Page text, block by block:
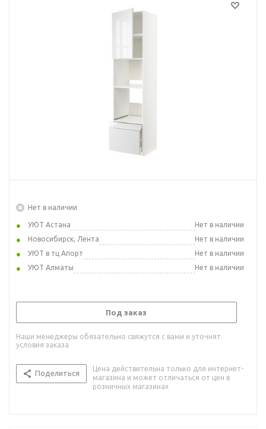
Нет в наличии
УЮТ Астана
Нет в наличии
Новосибирск, Лента
Нет в наличии
УЮТ в тц Апорт
Нет в наличии
УЮТ Алматы
Нет в наличии
Под заказ
Наши менеджеры обязательно свяжутся с вами и уточнят
условия заказа
Поделиться
Цена действительна только для интернет-
магазина и может отличаться от цен в
розничных магазинах